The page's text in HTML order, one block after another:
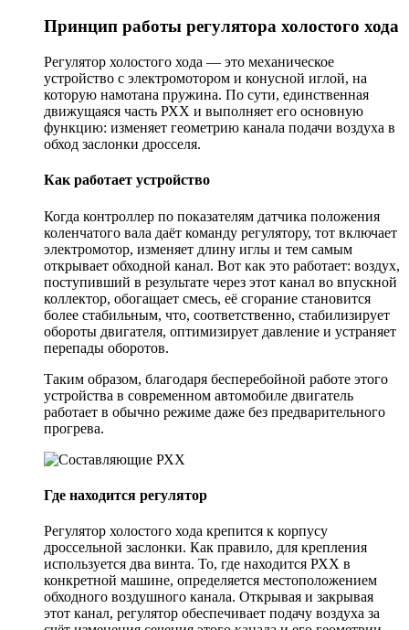
Принцип работы регулятора холостого хода
Регулятор холостого хода — это механическое
устройство с электромотором и конусной иглой, на
которую намотана пружина. По сути, единственная
движущаяся часть РХХ и выполняет его основную
функцию: изменяет геометрию канала подачи воздуха в
обход заслонки дросселя.
Как работает устройство
Когда контроллер по показателям датчика положения
коленчатого вала даёт команду регулятору, тот включает
электромотор, изменяет длину иглы и тем самым
открывает обходной канал. Вот как это работает: воздух,
поступивший в результате через этот канал во впускной
коллектор, обогащает смесь, её сгорание становится
более стабильным, что, соответственно, стабилизирует
обороты двигателя, оптимизирует давление и устраняет
перепады оборотов.
Таким образом, благодаря бесперебойной работе этого
устройства в современном автомобиле двигатель
работает в обычно режиме даже без предварительного
прогрева.
Где находится регулятор
Регулятор холостого хода крепится к корпусу
дроссельной заслонки. Как правило, для крепления
используется два винта. То, где находится РХХ в
конкретной машине, определяется местоположением
обходного воздушного канала. Открывая и закрывая
этот канал, регулятор обеспечивает подачу воздуха за